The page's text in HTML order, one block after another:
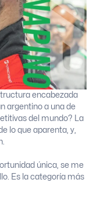
encabezada
argentino a una de
del mundo? La
lo que aparenta, y,
única, se me
Es la categoría más